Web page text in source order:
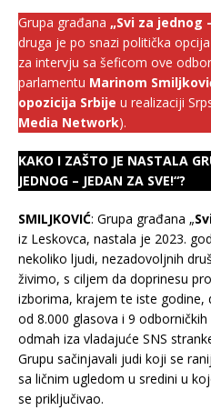
Grupa građana „Svi za jednog
druga je po snazi politička
za intervju sa šeficom ove
parlamentu Marinom
opozicija Srbije u realizaciji
Media Network).
KAKO I ZAŠTO JE NASTALA
JEDNOG – JEDAN ZA SVE!“?
SMILJKOVIĆ: Grupa građana „
iz Leskovca, nastala je 2023.
nekoliko ljudi, nezadovoljnih
živimo, s ciljem da doprinesu
izborima, krajem te iste godine,
od 8.000 glasova i 9
odmah iza vladajuće SNS
Grupu sačinjavali judi koji se
sa ličnim ugledom u sredini u
se priključivao.